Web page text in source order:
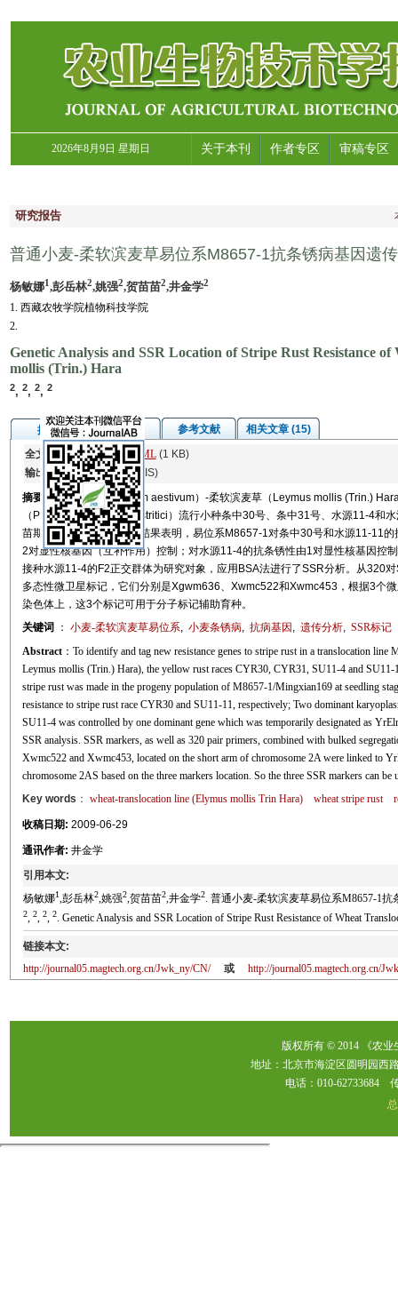
2026年8月9日 星期日 关于本刊 作者专区 审稿专区
研究报告
普通小麦-柔软滨麦草易位系M8657-1抗条锈病基因遗
杨敏娜1,彭岳林2,姚强2,贺苗苗2,井金学2
1. 西藏农牧学院植物科技学院
2.
Genetic Analysis and SSR Location of Stripe Rust Resistance
mollis (Trin.) Hara
2, 2, 2, 2
摘要 图/表 参考文献
相关文章 (15)
全文:
PDF(463 KB) HTML(1 KB)
输出: BibTeX|EndNote(RIS)
摘要 为明确小麦（Triticum aestivum）-柔软滨麦草（Leymus mollis (Trin.)
（Puccinia striiform f.sp. stritici）流行小种条中30号、条中31号、水源11-4和
苗期抗条锈性遗传分析。结果表明，易位系M8657-1对条中30号和水源11-11
2对显性核基因（互补作用）控制；对水源11-4的抗条锈性由1对显性核基因控
接种水源11-4的F2正交群体为研究对象，应用BSA法进行了SSR分析。从320
多态性微卫星标记，它们分别是Xgwm636、Xwmc522和Xwmc453，根据3个
染色体上，这3个标记可用于分子标记辅助育种。
关键词
： 小麦-柔软滨麦草易位系, 小麦条锈病, 抗病基因 , 遗传分析, SSR标记
Abstract：To identify and tag new resistance genes to stripe rust in a translocation
Leymus mollis (Trin.) Hara), the yellow rust races CYR30, CYR31, SU11-4 and SU11-
stripe rust was made in the progeny population of M8657-1/Mingxian169 at seedling
resistance to stripe rust race CYR30 and SU11-11, respectively; Two dominant
SU11-4 was controlled by one dominant gene which was temporarily designated as
SSR analysis. SSR markers, as well as 320 pair primers, combined with bulked
Xwmc522 and Xwmc453, located on the short arm of chromosome 2A were linked to
chromosome 2AS based on the three markers location. So the three SSR markers can be
Key words ： wheat-translocation line (Elymus mollis Trin Hara) wheat stripe rust
收稿日期: 2009-06-29
通讯作者: 井金学
引用本文:
杨敏娜1,彭岳林2,姚强2,贺苗苗2,井金学2. 普通小麦-柔软滨麦草易位系M8657-1抗
2,2,2,2. Genetic Analysis and SSR Location of Stripe Rust Resistance of Wheat
链接本文:
http://journal05.magtech.org.cn/Jwk_ny/CN/
或 http://journal05.magtech.org.cn/
版权所有 © 2014 《农
地址：北京市海淀区圆明园西
电话：010-62733684